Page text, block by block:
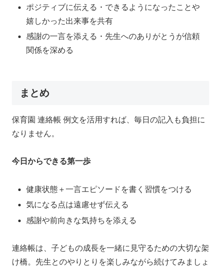
ポジティブに伝える・できるようになったことや
嬉しかった出来事を共有
感謝の一言を添える・先生へのありがとうが信頼
関係を深める
まとめ
保育園 連絡帳 例文を活用すれば、毎日の記入も負担に
なりません。
今日からできる第一歩
健康状態＋一言エピソードを書く習慣をつける
気になる点は遠慮せず伝える
感謝や前向きな気持ちを添える
連絡帳は、子どもの成長を一緒に見守るための大切な架
け橋。先生とのやりとりを楽しみながら続けてみましょ